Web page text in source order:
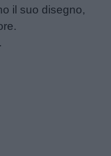
il suo disegno,
.